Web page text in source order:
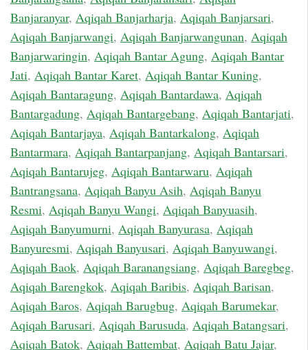
Banjaranyar, Aqiqah Banjarharja, Aqiqah Banjarsari,
Aqiqah Banjarwangi, Aqiqah Banjarwangunan, Aqiqah
Banjarwaringin, Aqiqah Bantar Agung, Aqiqah Bantar
Jati, Aqiqah Bantar Karet, Aqiqah Bantar Kuning,
Aqiqah Bantaragung, Aqiqah Bantardawa, Aqiqah
Bantargadung, Aqiqah Bantargebang, Aqiqah Bantarjati,
Aqiqah Bantarjaya, Aqiqah Bantarkalong, Aqiqah
Bantarmara, Aqiqah Bantarpanjang, Aqiqah Bantarsari,
Aqiqah Bantarujeg, Aqiqah Bantarwaru, Aqiqah
Bantrangsana, Aqiqah Banyu Asih, Aqiqah Banyu
Resmi, Aqiqah Banyu Wangi, Aqiqah Banyuasih,
Aqiqah Banyumurni, Aqiqah Banyurasa, Aqiqah
Banyuresmi, Aqiqah Banyusari, Aqiqah Banyuwangi,
Aqiqah Baok, Aqiqah Baranangsiang, Aqiqah Baregbeg,
Aqiqah Barengkok, Aqiqah Baribis, Aqiqah Barisan,
Aqiqah Baros, Aqiqah Barugbug, Aqiqah Barumekar,
Aqiqah Barusari, Aqiqah Barusuda, Aqiqah Batangsari,
Aqiqah Batok, Aqiqah Battembat, Aqiqah Batu Jajar,